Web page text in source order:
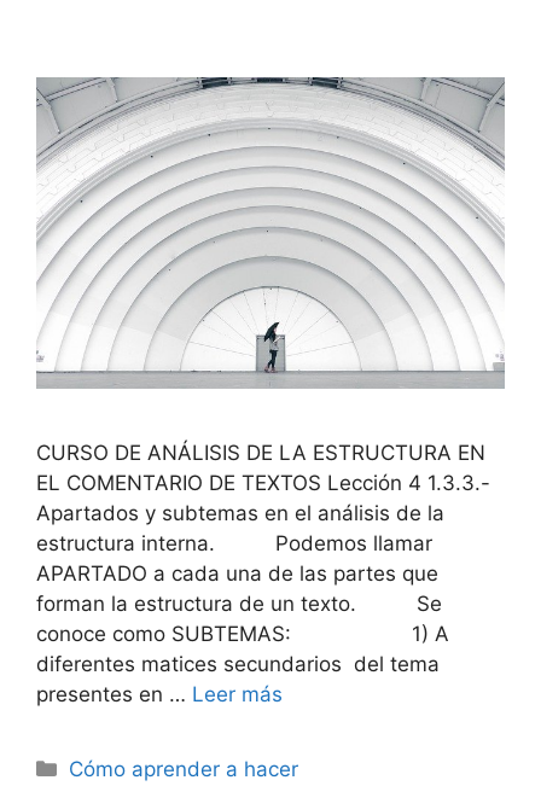
CURSO DE ANÁLISIS DE LA ESTRUCTURA EN
EL COMENTARIO DE TEXTOS Lección 4 1.3.3.-
Apartados y subtemas en el análisis de la
estructura interna. Podemos llamar
APARTADO a cada una de las partes que
forman la estructura de un texto. Se
conoce como SUBTEMAS: 1) A
diferentes matices secundarios del tema
presentes en … Leer más
Categorías
Cómo aprender a hacer